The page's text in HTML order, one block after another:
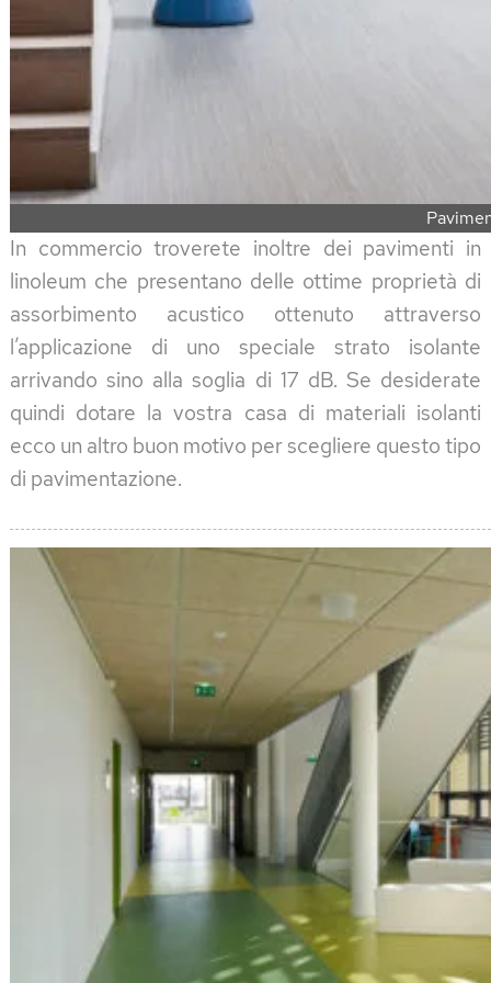
In commercio troverete inoltre dei pavimenti in
linoleum che presentano delle ottime proprietà di
assorbimento acustico ottenuto attraverso
l’applicazione di uno speciale strato isolante
arrivando sino alla soglia di 17 dB. Se desiderate
quindi dotare la vostra casa di materiali isolanti
ecco un altro buon motivo per scegliere questo tipo
di pavimentazione.